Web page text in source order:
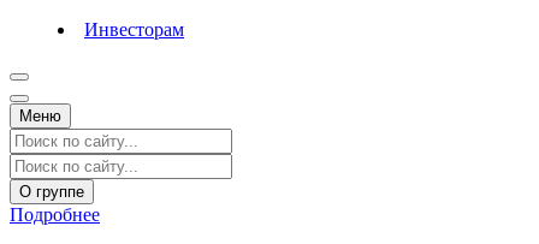
Инвесторам
Меню
О группе
Подробнее